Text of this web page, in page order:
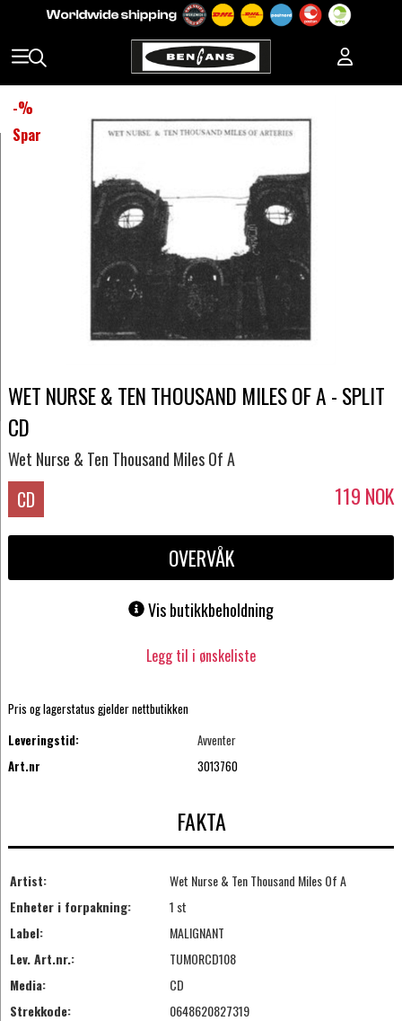
-%
Spar
WET NURSE & TEN THOUSAND MILES OF A - SPLIT
CD
Wet Nurse & Ten Thousand Miles Of A
CD 119 NOK
OVERVÅK
Vis butikkbeholdning
Legg til i ønskeliste
Pris og lagerstatus gjelder nettbutikken
Leveringstid:
Avventer
Art.nr
3013760
FAKTA
Artist:
Wet Nurse & Ten Thousand Miles Of A
Enheter i forpakning:
1 st
Label:
MALIGNANT
Lev. Art.nr.:
TUMORCD108
Media:
CD
Strekkode:
0648620827319